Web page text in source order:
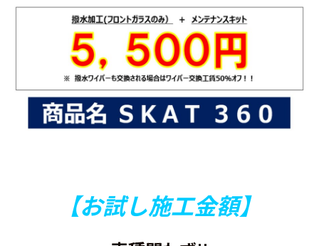
【お試し施工金額】